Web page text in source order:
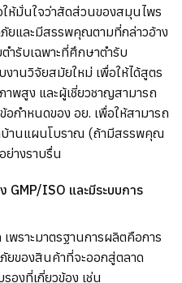
ห้มั่นใจว่าสัดส่วนของสมุนไพร
ยและมีสรรพคุณตามที่กล่าวอ้าง
ำรับเฉพาะที่ศึกษาตำรับ
านวิจัยสมัยใหม่ เพื่อให้ได้สูตร
พสูง และผู้เชี่ยวชาญสามารถ
อกำหนดของ อย. เพื่อให้สามารถ
านแผนโบราณ (ถ้ามีสรรพคุณ
างราบรื่น
GMP/ISO และมีระบบการ
ราะมาตรฐานการผลิตคือการ
ของสินค้าที่จะออกสู่ตลาด
องที่เกี่ยวข้อง เช่น